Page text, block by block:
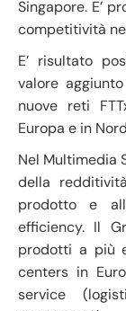
Singapore. E’
competitività
E’ risultato
valore
nuove reti
Europa e in
Nel Multimedia
della
prodotto e
efficiency. Il
prodotti a più
centers in
service